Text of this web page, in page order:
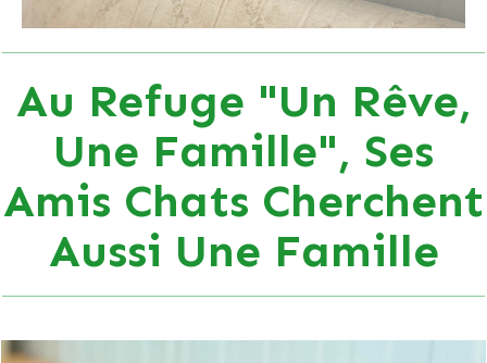
Au Refuge "Un Rêve,
Une Famille", Ses
Amis Chats Cherchent
Aussi Une Famille